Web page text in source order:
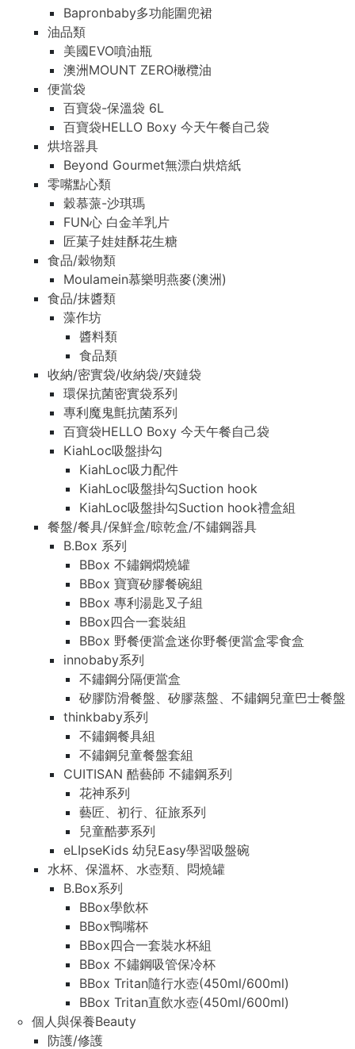
Bapronbaby多功能圍兜裙
油品類
美國EVO噴油瓶
澳洲MOUNT ZERO橄欖油
便當袋
百寶袋-保溫袋 6L
百寶袋HELLO Boxy 今天午餐自己袋
烘培器具
Beyond Gourmet無漂白烘焙紙
零嘴點心類
穀慕蒎-沙琪瑪
FUN心 白金羊乳片
匠菓子娃娃酥花生糖
食品/穀物類
Moulamein慕樂明燕麥(澳洲)
食品/抹醬類
藻作坊
醬料類
食品類
收納/密實袋/收納袋/夾鏈袋
環保抗菌密實袋系列
專利魔鬼氈抗菌系列
百寶袋HELLO Boxy 今天午餐自己袋
KiahLoc吸盤掛勾
KiahLoc吸力配件
KiahLoc吸盤掛勾Suction hook
KiahLoc吸盤掛勾Suction hook禮盒組
餐盤/餐具/保鮮盒/晾乾盒/不鏽鋼器具
B.Box 系列
BBox 不鏽鋼燜燒罐
BBox 寶寶矽膠餐碗組
BBox 專利湯匙叉子組
BBox四合一套裝組
BBox 野餐便當盒迷你野餐便當盒零食盒
innobaby系列
不鏽鋼分隔便當盒
矽膠防滑餐盤、矽膠蒸盤、不鏽鋼兒童巴士餐盤
thinkbaby系列
不鏽鋼餐具組
不鏽鋼兒童餐盤套組
CUITISAN 酷藝師 不鏽鋼系列
花神系列
藝匠、初行、征旅系列
兒童酷夢系列
eLIpseKids 幼兒Easy學習吸盤碗
水杯、保溫杯、水壺類、悶燒罐
B.Box系列
BBox學飲杯
BBox鴨嘴杯
BBox四合一套裝水杯組
BBox 不鏽鋼吸管保冷杯
BBox Tritan隨行水壺(450ml/600ml)
BBox Tritan直飲水壺(450ml/600ml)
個人與保養Beauty
防護/修護